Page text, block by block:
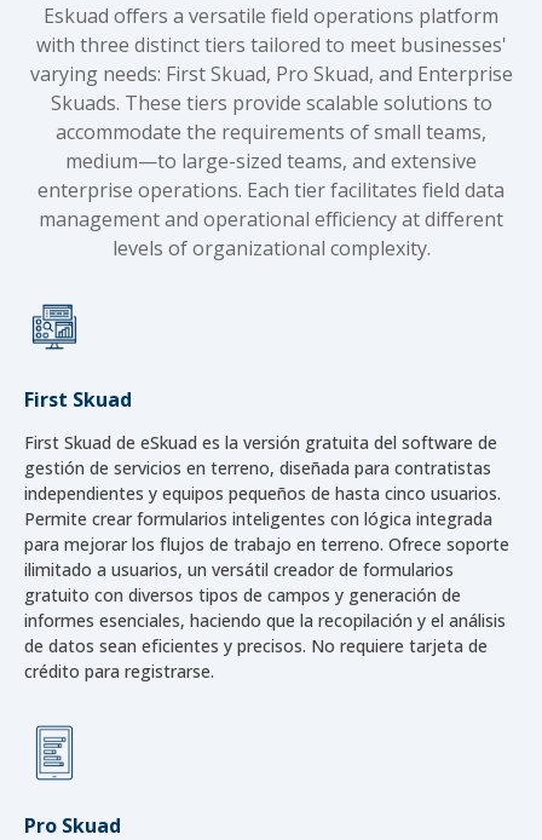
Eskuad offers a versatile field operations platform
with three distinct tiers tailored to meet businesses'
varying needs: First Skuad, Pro Skuad, and Enterprise
Skuads. These tiers provide scalable solutions to
accommodate the requirements of small teams,
medium—to large-sized teams, and extensive
enterprise operations. Each tier facilitates field data
management and operational efficiency at different
levels of organizational complexity.
First Skuad
First Skuad de eSkuad es la versión gratuita del software de
gestión de servicios en terreno, diseñada para contratistas
independientes y equipos pequeños de hasta cinco usuarios.
Permite crear formularios inteligentes con lógica integrada
para mejorar los flujos de trabajo en terreno. Ofrece soporte
ilimitado a usuarios, un versátil creador de formularios
gratuito con diversos tipos de campos y generación de
informes esenciales, haciendo que la recopilación y el análisis
de datos sean eficientes y precisos. No requiere tarjeta de
crédito para registrarse.
Pro Skuad